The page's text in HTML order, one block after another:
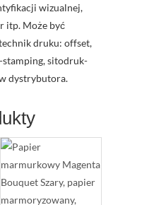
wizualnej,
itp. Może być
druku: offset,
stamping, sitodruk-
dystrybutora.